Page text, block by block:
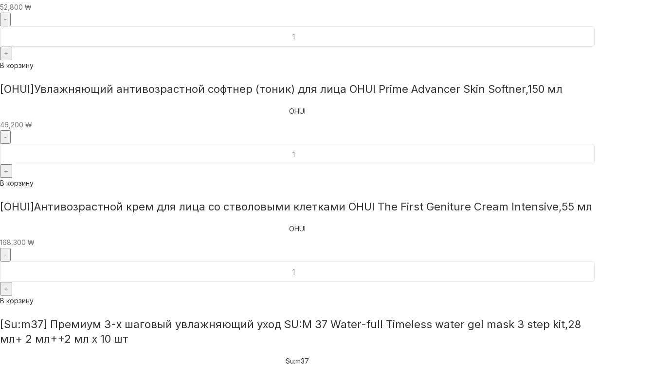
52,800 ₩
В корзину
[OHUI]Увлажняющий антивозрастной софтнер (тоник) для лица ОHUI Prime Advancer Skin Softner,150 мл
OHUI
46,200 ₩
В корзину
[OHUI]Антивозрастной крем для лица со стволовыми клетками OHUI The First Geniture Cream Intensive,55 мл
OHUI
168,300 ₩
В корзину
[Su:m37] Премиум 3-х шаговый увлажняющий уход SU:M 37 Water-full Timeless water gel mask 3 step kit,28
мл+ 2 мл++2 мл x 10 шт
Su:m37